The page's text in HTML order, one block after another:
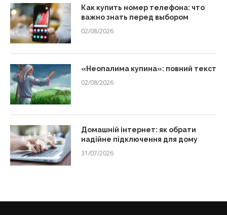
Как купить номер телефона: что
важно знать перед выбором
02/08/2026
«Неопалима купина»: повний текст
02/08/2026
Домашній інтернет: як обрати
надійне підключення для дому
31/07/2026